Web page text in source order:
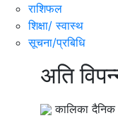
राशिफल
शिक्षा/ स्वास्थ
सूचना/प्रबिधि
अति
कालिका दैनिक